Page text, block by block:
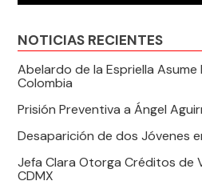
NOTICIAS RECIENTES
Abelardo de la Espriella Asume
Colombia
Prisión Preventiva a Ángel
Desaparición de dos Jóvenes
Jefa Clara Otorga Créditos de
CDMX